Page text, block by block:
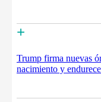
+
Trump firma nuevas
nacimiento y